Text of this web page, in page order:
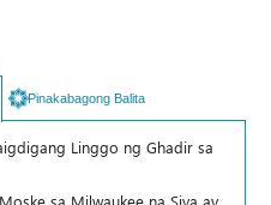
Pinakabagong Balita
Linggo ng Ghadir sa